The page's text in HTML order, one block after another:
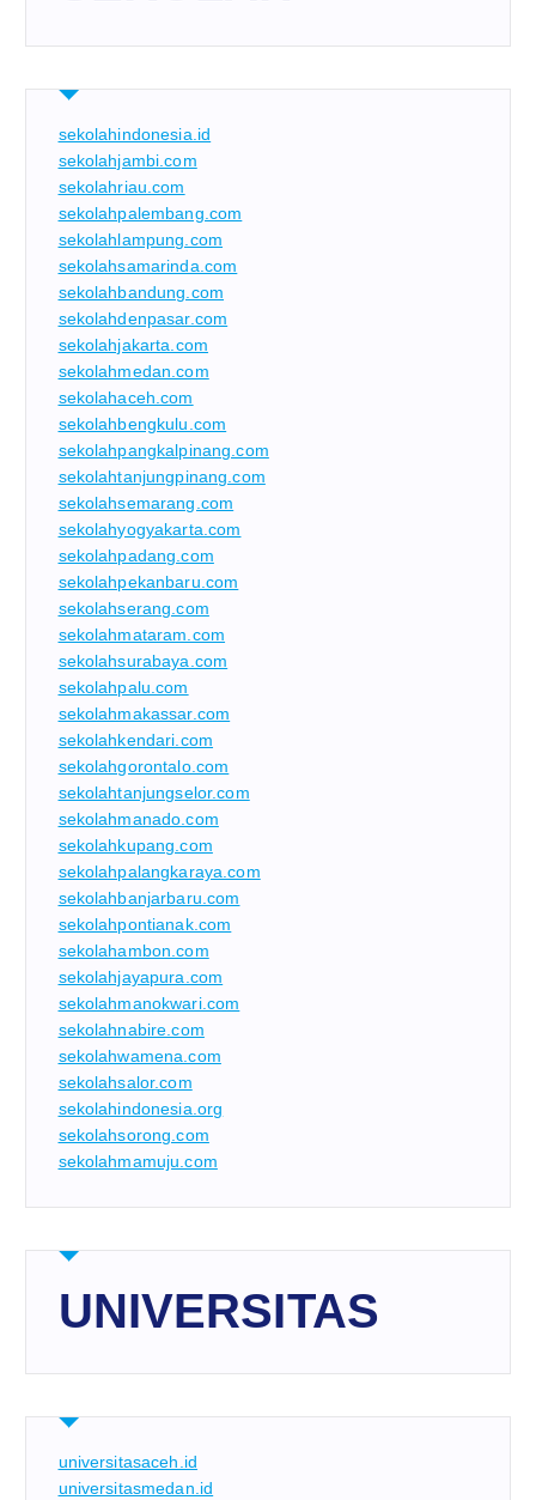
sekolahindonesia.id
sekolahjambi.com
sekolahriau.com
sekolahpalembang.com
sekolahlampung.com
sekolahsamarinda.com
sekolahbandung.com
sekolahdenpasar.com
sekolahjakarta.com
sekolahmedan.com
sekolahaceh.com
sekolahbengkulu.com
sekolahpangkalpinang.com
sekolahtanjungpinang.com
sekolahsemarang.com
sekolahyogyakarta.com
sekolahpadang.com
sekolahpekanbaru.com
sekolahserang.com
sekolahmataram.com
sekolahsurabaya.com
sekolahpalu.com
sekolahmakassar.com
sekolahkendari.com
sekolahgorontalo.com
sekolahtanjungselor.com
sekolahmanado.com
sekolahkupang.com
sekolahpalangkaraya.com
sekolahbanjarbaru.com
sekolahpontianak.com
sekolahambon.com
sekolahjayapura.com
sekolahmanokwari.com
sekolahnabire.com
sekolahwamena.com
sekolahsalor.com
sekolahindonesia.org
sekolahsorong.com
sekolahmamuju.com
UNIVERSITAS
universitasaceh.id
universitasmedan.id